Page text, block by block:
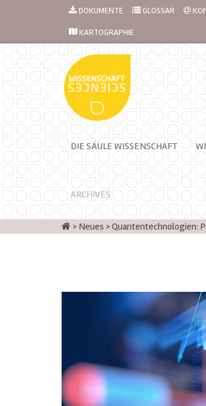
DOKUMENTE GLOSSAR
KARTOGRAPHIE
DIE SÄULE WISSENSCHAFT
ARCHIVES
> Neues >Quantentechnologien: